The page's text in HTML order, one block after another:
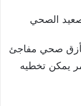
الصحي
صحي مفاجئ
يمكن تخطيه